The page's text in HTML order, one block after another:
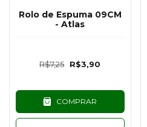
Rolo de Espuma 09CM
- Atlas
R$7,25 R$3,90
COMPRAR